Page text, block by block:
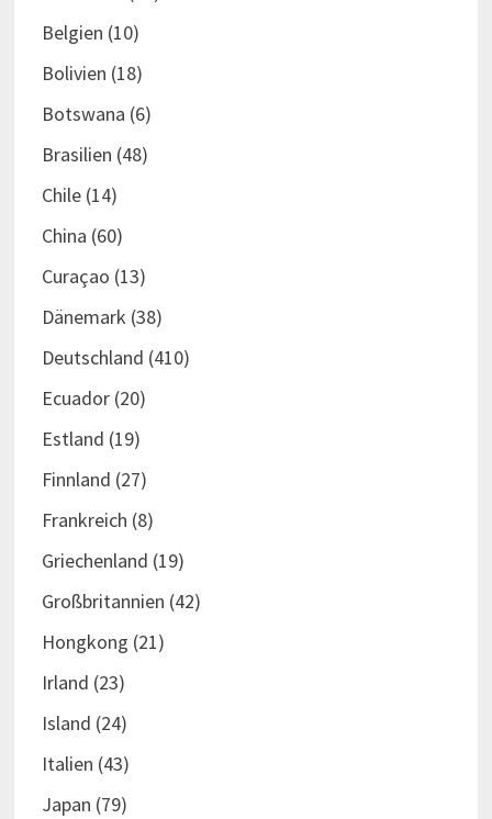
Belgien (10)
Bolivien (18)
Botswana (6)
Brasilien (48)
Chile(14)
China (60)
Curaçao (13)
Dänemark (38)
Deutschland (410)
Ecuador(20)
Estland (19)
Finnland (27)
Frankreich (8)
Griechenland (19)
Großbritannien (42)
Hongkong (21)
Irland (23)
Island (24)
Italien (43)
Japan (79)